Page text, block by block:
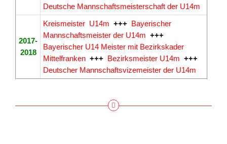
Deutsche Mannschaftsmeisterschaft der U14m
2017-
2018
Kreismeister U14m +++ Bayerischer
Mannschaftsmeister der U14m +++
Bayerischer U14 Meister mit Bezirkskader
Mittelfranken +++ Bezirksmeister U14m +++
Deutscher Mannschaftsvizemeister der U14m